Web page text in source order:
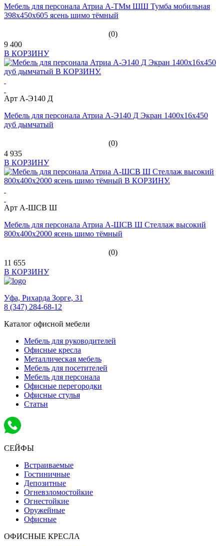
Мебель для персонала Атриа А-ТМм ШШ Тумба мобильная
398х450х605 ясень шимо тёмный
(0)
9 400
В КОРЗИНУ
Арт А-Э140 Д
Мебель для персонала Атриа А-Э140 Д Экран 1400х16х450
дуб дымчатый
(0)
4 935
В КОРЗИНУ
Арт А-ШСВ Ш
Мебель для персонала Атриа А-ШСВ Ш Стеллаж высокий
800х400х2000 ясень шимо тёмный
(0)
11 655
В КОРЗИНУ
Уфа, Рихарда Зорге, 31
8 (347) 284-68-12
Каталог офисной мебели
Мебель для руководителей
Офисные кресла
Металлическая мебель
Мебель для посетителей
Мебель для персонала
Офисные перегородки
Офисные стулья
Статьи
СЕЙФЫ
Встраиваемые
Гостиничные
Депозитные
Огневзломостойкие
Огнестойкие
Оружейные
Офисные
ОФИСНЫЕ КРЕСЛА